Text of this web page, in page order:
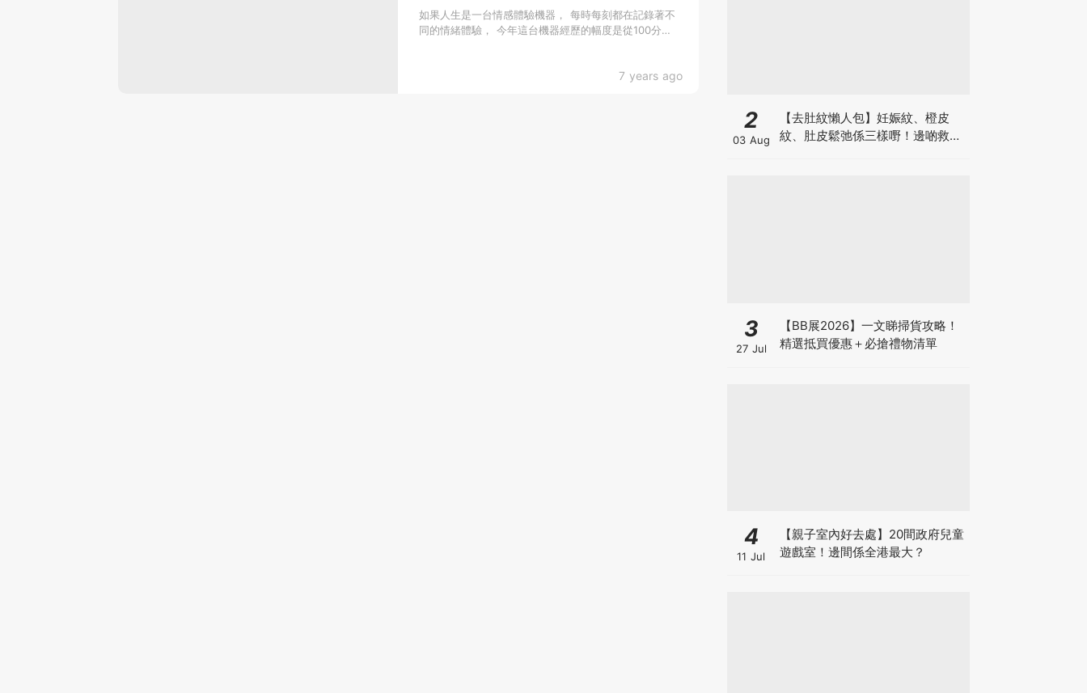
如果人生是一台情感體驗機器， 每時每刻都在記錄著不
同的情緒體驗， 今年這台機器經歷的幅度是從100分
7 years ago
2
03 Aug
【去肚紋懶人包】妊娠紋、橙皮
紋、肚皮鬆弛係三樣嘢！邊啲救得
3
27 Jul
【BB展2026】一文睇掃貨攻略！
精選抵買優惠＋必搶禮物清單
4
11 Jul
【親子室內好去處】20間政府兒童
遊戲室！邊間係全港最大？